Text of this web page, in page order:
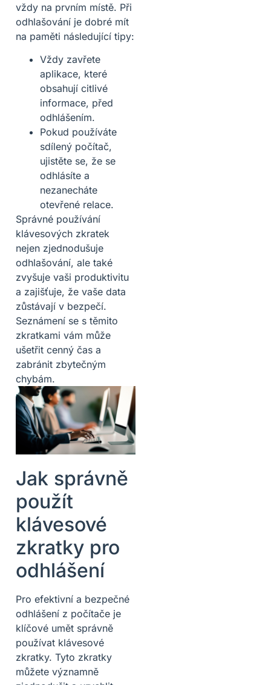
vždy na prvním místě. Při
odhlašování je dobré mít
na paměti následující tipy:
Vždy zavřete
aplikace, které
obsahují citlivé
informace, před
odhlášením.
Pokud používáte
sdílený počítač,
ujistěte se, že se
odhlásíte a
nezanecháte
otevřené relace.
Správné používání
klávesových zkratek
nejen zjednodušuje
odhlašování, ale také
zvyšuje vaši produktivitu
a zajišťuje, že vaše data
zůstávají v bezpečí.
Seznámení se s těmito
zkratkami vám může
ušetřit cenný čas a
zabránit zbytečným
chybám.
Jak správně
použít
klávesové
zkratky pro
odhlášení
Pro efektivní a bezpečné
odhlášení z počítače je
klíčové umět správně
používat klávesové
zkratky. Tyto zkratky
můžete významně